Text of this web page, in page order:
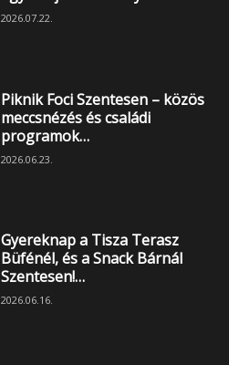
2026.07.22.
Piknik Foci Szentesen – közös
meccsnézés és családi
programok…
2026.06.23.
Gyereknap a Tisza Terasz
Büfénél, és a Snack Bárnál
Szentesen!…
2026.06.16.